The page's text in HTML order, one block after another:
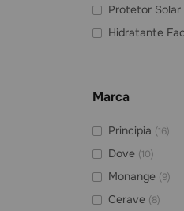
Protetor Solar
Hidratante
Protetor Solar
Marca
Principia (16)
Dove (10)
Monange (9)
Cerave (8)